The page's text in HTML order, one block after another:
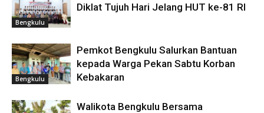
Bengkulu
Diklat Tujuh Hari Jelang HUT ke-81 RI
Bengkulu
Pemkot Bengkulu Salurkan Bantuan
kepada Warga Pekan Sabtu Korban
Kebakaran
Walikota Bengkulu Bersama